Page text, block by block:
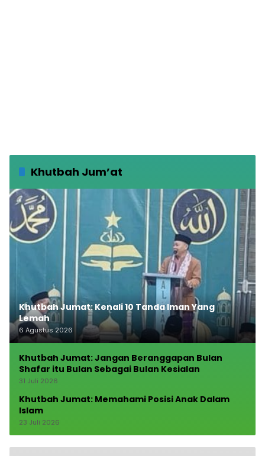
Khutbah Jum’at
Khutbah Jumat: Kenali 10 Tanda Iman Yang
Lemah
6 Agustus 2026
Khutbah Jumat: Jangan Beranggapan Bulan
Shafar itu Bulan Sebagai Bulan Kesialan
31 Juli 2026
Khutbah Jumat: Memahami Posisi Anak Dalam
Islam
23 Juli 2026